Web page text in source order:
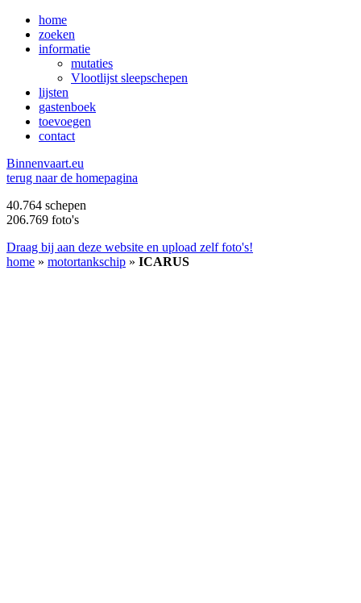
home
zoeken
informatie
mutaties
Vlootlijst sleepschepen
lijsten
gastenboek
toevoegen
contact
Binnenvaart.eu
terug naar de homepagina
40.764 schepen
206.769 foto's
Draag bij aan deze website en upload zelf foto's!
home » motortankschip » ICARUS